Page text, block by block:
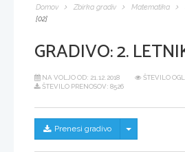
Domov Zbirka gradiv Matematika
[02]
GRADIVO:2.
NA VOLJO OD: 21.12.2018
ŠTEVILO
ŠTEVILO PRENOSOV: 8526
Prenesi gradivo Skrij/prikaži